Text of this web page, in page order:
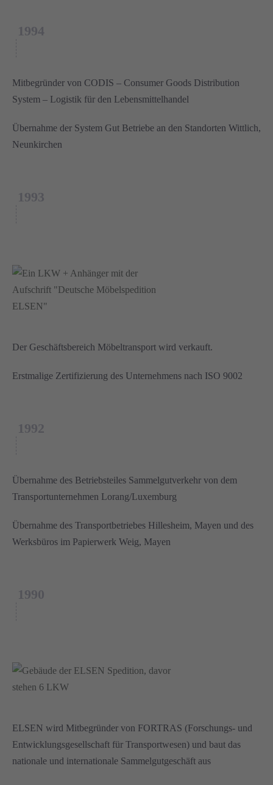
1994
Mitbegründer von CODIS – Consumer Goods Distribution
System – Logistik für den Lebensmittelhandel
Übernahme der System Gut Betriebe an den Standorten Wittlich,
Neunkirchen
1993
Der Geschäftsbereich Möbeltransport wird verkauft.
Erstmalige Zertifizierung des Unternehmens nach ISO 9002
1992
Übernahme des Betriebsteiles Sammelgutverkehr von dem
Transportunternehmen Lorang/Luxemburg
Übernahme des Transportbetriebes Hillesheim, Mayen und des
Werksbüros im Papierwerk Weig, Mayen
1990
ELSEN wird Mitbegründer von FORTRAS (Forschungs- und
Entwicklungsgesellschaft für Transportwesen) und baut das
nationale und internationale Sammelgutgeschäft aus